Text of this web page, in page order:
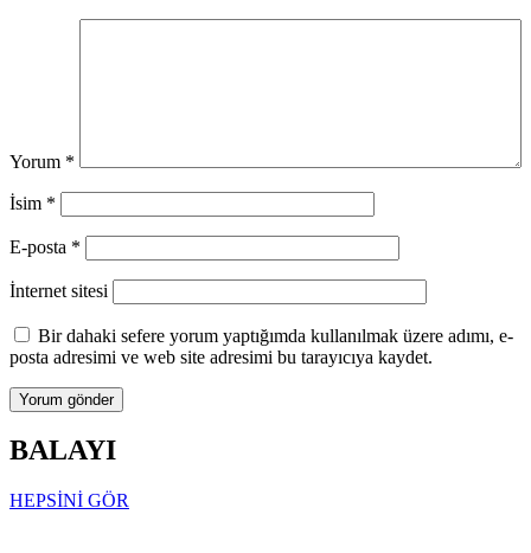
Yorum *
İsim *
E-posta *
İnternet sitesi
Bir dahaki sefere yorum yaptığımda kullanılmak üzere adımı, e-
posta adresimi ve web site adresimi bu tarayıcıya kaydet.
BALAYI
HEPSİNİ GÖR